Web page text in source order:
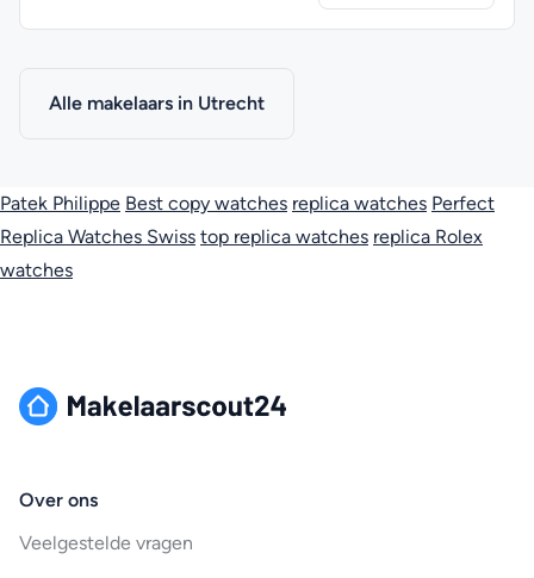
Alle makelaars in Utrecht
Patek Philippe Best copy watches replica watches Perfect
Replica Watches Swiss top replica watches replica Rolex
watches
Over ons
Veelgestelde vragen